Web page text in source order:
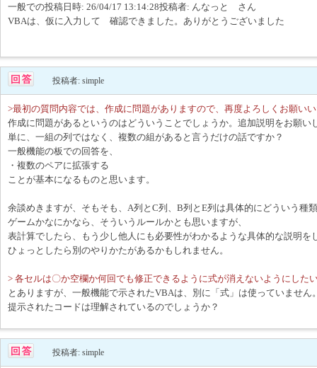
一般での投稿日時: 26/04/17 13:14:28投稿者: んなっと さん
VBAは、仮に入力して 確認できました。ありがとうございました
投稿者: simple
>最初の質問内容では、作成に問題がありますので、再度よろしくお願い
作成に問題があるというのはどういうことでしょうか。追加説明をお願い
単に、一組の列ではなく、複数の組があると言うだけの話ですか？
一般機能の板での回答を、
・複数のペアに拡張する
ことが基本になるものと思います。
余談めきますが、そもそも、A列とC列、B列とE列は具体的にどういう種
ゲームかなにかなら、そういうルールかとも思いますが、
表計算でしたら、もう少し他人にも必要性がわかるような具体的な説明を
ひょっとしたら別のやりかたがあるかもしれません。
> 各セルは〇か空欄か何回でも修正できるように式が消えないようにした
とありますが、一般機能で示されたVBAは、別に「式」は使っていません
提示されたコードは理解されているのでしょうか？
投稿者: simple